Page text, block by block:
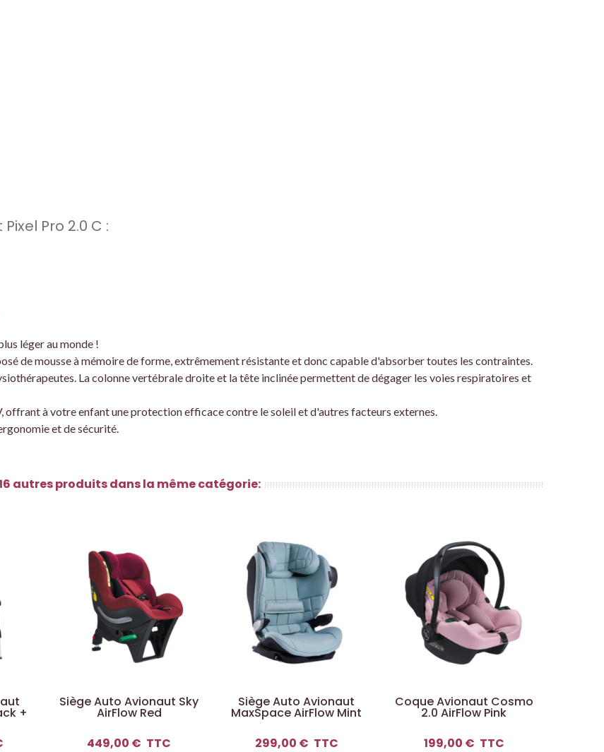
Pro 2.0 C :
léger au monde !
de mousse à mémoire de forme, extrêmement résistante et donc capable d'absorber toutes les contraintes.
La colonne vertébrale droite et la tête inclinée permettent de dégager les voies respiratoires et
offrant à votre enfant une protection efficace contre le soleil et d'autres facteurs externes.
et de sécurité.
autres produits dans la même catégorie:
+
Siège Auto Avionaut Sky
AirFlow Red
449,00 € TTC
Siège Auto Avionaut
MaxSpace AirFlow Mint
299,00 € TTC
Coque Avionaut Cosmo
2.0 AirFlow Pink
199,00 € TTC